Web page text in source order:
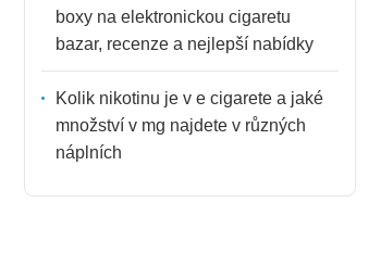
boxy na elektronickou cigaretu
bazar, recenze a nejlepší nabídky
Kolik nikotinu je v e cigarete a jaké
množství v mg najdete v různých
náplních